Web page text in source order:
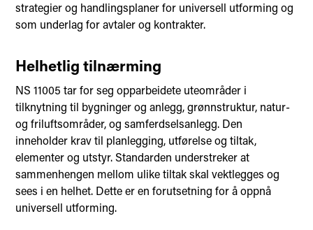
strategier og handlingsplaner for universell utforming og
som underlag for avtaler og kontrakter.
Helhetlig tilnærming
NS 11005 tar for seg opparbeidete uteområder i
tilknytning til bygninger og anlegg, grønnstruktur, natur-
og friluftsområder, og samferdselsanlegg. Den
inneholder krav til planlegging, utførelse og tiltak,
elementer og utstyr. Standarden understreker at
sammenhengen mellom ulike tiltak skal vektlegges og
sees i en helhet. Dette er en forutsetning for å oppnå
universell utforming.